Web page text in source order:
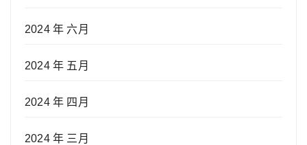
2024 年 六月
2024 年 五月
2024 年 四月
2024 年 三月